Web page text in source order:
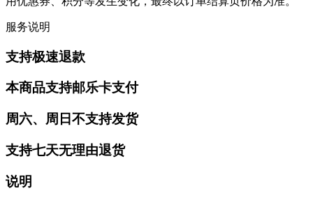
服务说明
支持极速退款
本商品支持邮乐卡支付
周六、周日不支持发货
支持七天无理由退货
说明